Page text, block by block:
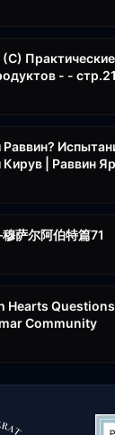
Практические
отношении острых продуктов -
| Раввин
萨尔阿伯特篇71
Hearts
Community